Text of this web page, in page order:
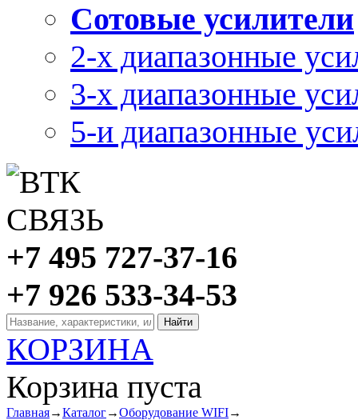
Сотовые усилители
2-х диапазонные
3-х диапазонные
5-и диапазонные
+7 495 727-37-16
+7 926 533-34-53
КОРЗИНА
Корзина пуста
Главная→Каталог→Оборудование WIFI→